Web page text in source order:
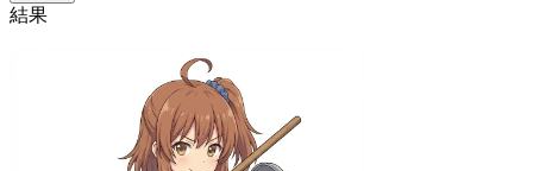
結果